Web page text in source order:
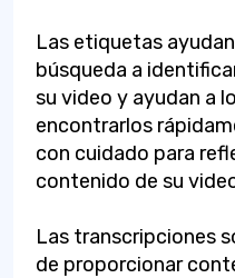
Las etiquetas
búsqueda a
su video y ayudan a
encontrarlos
con cuidado para
contenido de su
Las transcripciones
de proporcionar